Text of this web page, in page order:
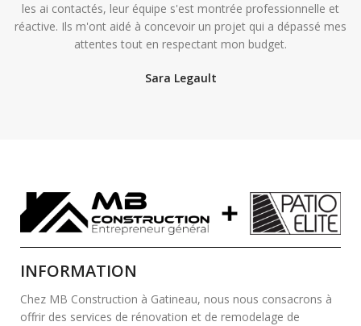
les ai contactés, leur équipe s'est montrée professionnelle et
réactive. Ils m'ont aidé à concevoir un projet qui a dépassé mes
attentes tout en respectant mon budget.
Sara Legault
INFORMATION
Chez MB Construction à Gatineau, nous nous consacrons à
offrir des services de rénovation et de remodelage de